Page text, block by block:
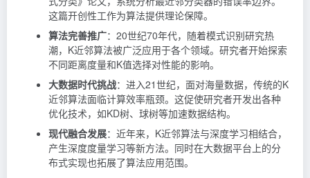
这篇开创性工作为算法提供理论保障。
算法完善推广：20世纪70年代，随着模式识别研究热
潮，K近邻算法被广泛应用于各个领域。研究者开始探索
不同距离度量和K值选择对性能的影响。
大数据时代挑战：进入21世纪，面对海量数据，传统的K
近邻算法面临计算效率瓶颈。这促使研究者开发出各种
优化技术，如KD树、球树等加速数据结构。
现代融合发展：近年来，K近邻算法与深度学习相结合，
产生深度度量学习等新方法。同时在大数据平台上的分
布式实现也拓展了算法应用范围。